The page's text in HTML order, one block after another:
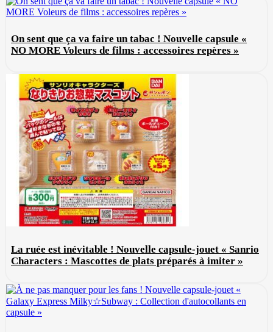
On sent que ça va faire un tabac ! Nouvelle capsule «
NO MORE Voleurs de films : accessoires repères »
La ruée est inévitable ! Nouvelle capsule-jouet « Sanrio
Characters : Mascottes de plats préparés à imiter »